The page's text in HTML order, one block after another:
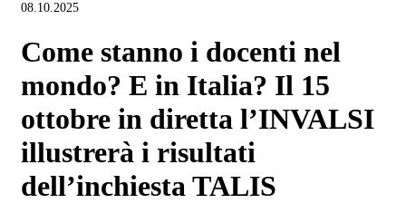
08.10.2025
Come stanno i docenti nel
mondo? E in Italia? Il 15
ottobre in diretta l’INVALSI
illustrerà i risultati
dell’inchiesta TALIS